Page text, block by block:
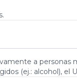
a personas
(ej.: alcohol), el